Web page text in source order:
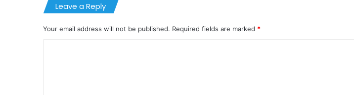
Leave a Reply
Your email address will not be published. Required fields are marked *